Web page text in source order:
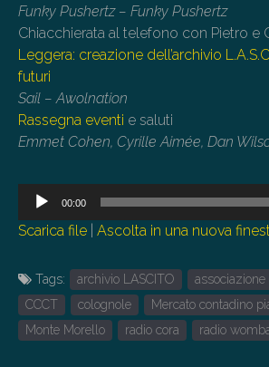
Funky Pushertz – Funky Pushertz
Chiacchierata al telefono con Pietro e
Leggera: creazione dell’archivio
futuri
Sail – Awolnation
Rassegna eventi e saluti
Emmet Cohen, Cyrille Aimée, Dan
Audio
00:00
Scarica file Ascolta in una nuova
Tags: archivio LASCITO
CCCT
colognole
Mercato contadino
Monte Morello
radio cora radio